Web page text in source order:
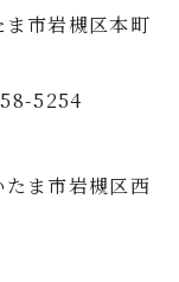
市岩槻区本町
5254
ま市岩槻区西